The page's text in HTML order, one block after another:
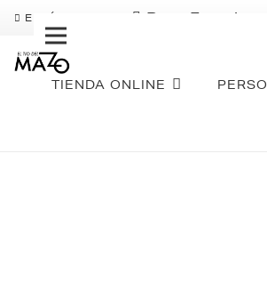
ENVÍO GRATIS Pago
TIENDA ONLINE